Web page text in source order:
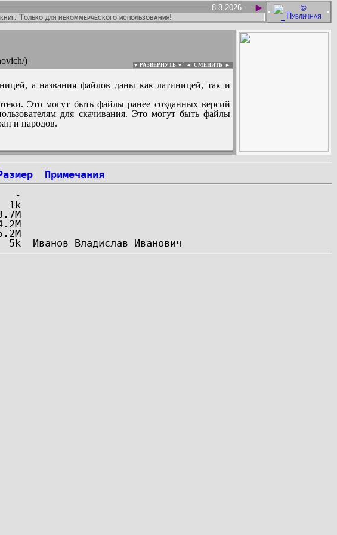
• •
►
-
8.8.2026 -
Только для некоммерческого использования!
)
▼ РАЗВЕРНУТЬ ▼ ◄ СМЕНИТЬ ►
а названия файлов даны как латиницей, так и
Это могут быть файлы ранее созданных версий
для скачивания. Это могут быть файлы
и народов.
:
Примечания